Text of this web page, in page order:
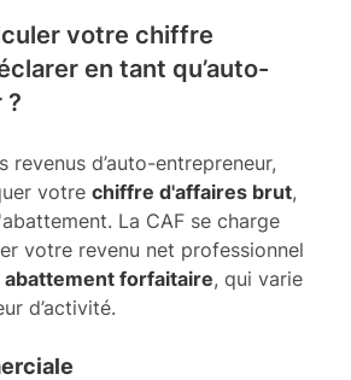
votre chiffre
en tant qu’auto-
?
revenus d’auto-entrepreneur,
votre chiffre d'affaires brut,
La CAF se charge
votre revenu net professionnel
abattement forfaitaire, qui varie
d’activité.